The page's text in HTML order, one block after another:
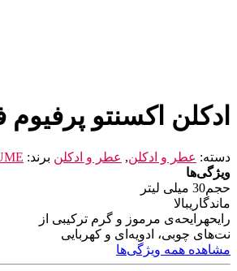
ادکلن اکسنتو
دسته: عطر و ادکلن, عطر و ادکلن برند:
ویژگی‌ها
حجم30 میلی لیتر
ماندگاریبالا
رایحهرایحه‌ی مرموز و گرم ترکیبی از
نت‌های چوبی، ادویه‌ای و کهربایی
مشاهده همه ویژگی‌ها